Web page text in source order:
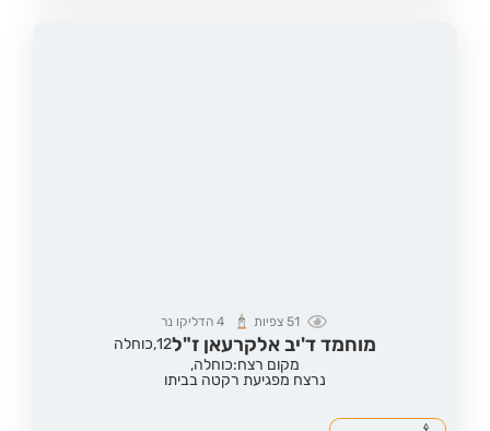
51צפיות 4 הדליקו נר
מוחמד ד'יב אלקרעאן ז"ל12, כוחלה
מקום רצח:כוחלה,
נרצח מפגיעת רקטה בביתו